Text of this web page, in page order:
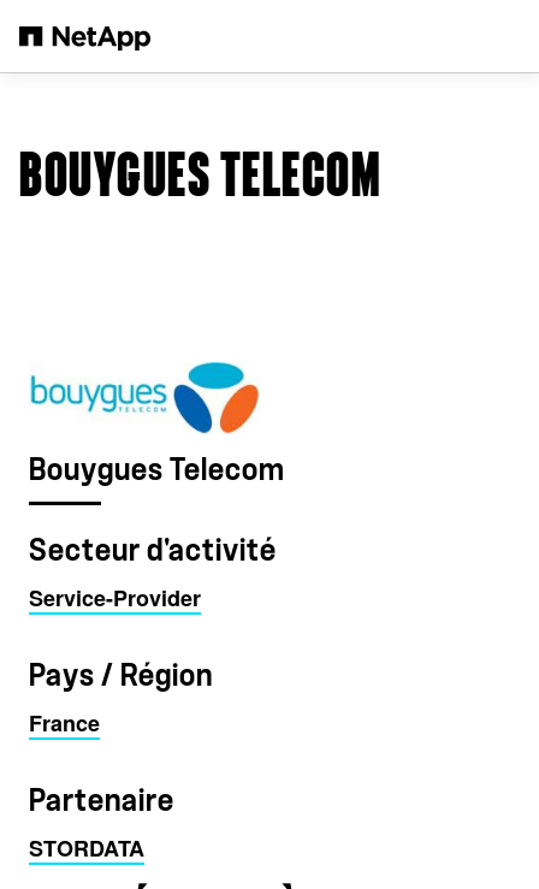
BOUYGUES TELECOM
Bouygues Telecom
Secteur d'activité
Service-Provider
Pays / Région
France
Partenaire
STORDATA